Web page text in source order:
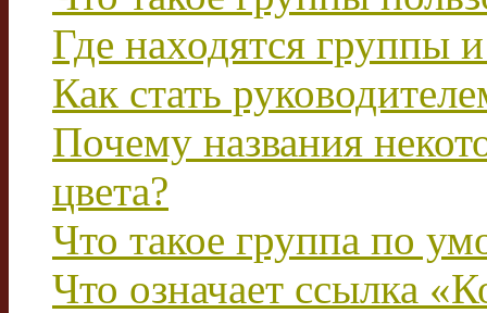
Где находятся группы
Как стать
Почему названия
цвета?
Что такое группа по
Что означает ссылка